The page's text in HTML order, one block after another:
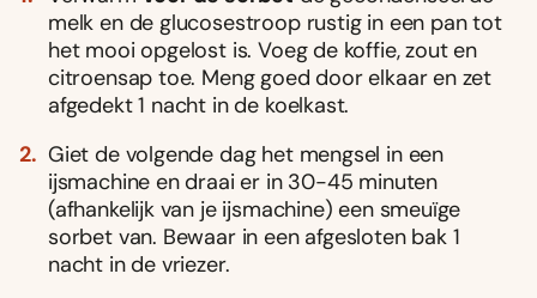
melk en de glucosestroop rustig in een pan tot
het mooi opgelost is. Voeg de koffie, zout en
citroensap toe. Meng goed door elkaar en zet
afgedekt 1 nacht in de koelkast.
Giet de volgende dag het mengsel in een
ijsmachine en draai er in 30-45 minuten
(afhankelijk van je ijsmachine) een smeuïge
sorbet van. Bewaar in een afgesloten bak 1
nacht in de vriezer.